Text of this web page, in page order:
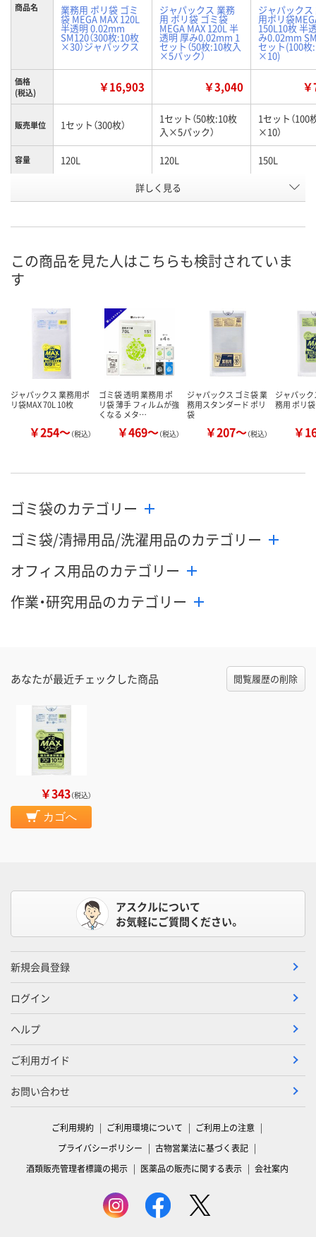
商品名 業務用 ポリ袋 ゴミ
袋 MEGA MAX 120L
半透明 0.02mm
SM120（300枚:10枚
×30）ジャパックス
ジャパックス 業務
用 ポリ袋 ゴミ袋
MEGA MAX 120L 半
透明 厚み0.02mm 1
セット（50枚:10枚入
×5パック）
ジャパックス
用ポリ袋
150L10枚 半
み0.02mm
セット(100枚
×10)
価格
(税込)
￥16,903 ￥3,040
販売単位 1セット（300枚）
1セット（50枚:10枚
入×5パック）
1セット（100
×10）
容量 120L 120L 150L
EH31038 AR96493
カゴへ カゴへ カ
詳しく見る
この商品を見た人はこちらも検討されていま
す
ジャパックス 業務用ポ
リ袋MAX 70L 10枚
￥254～（税込）
ゴミ袋 透明 業務用 ポ
リ袋 薄手 フィルムが強
くなる メタ…
￥469～（税込）
ジャパックス ゴミ袋 業
務用スタンダード ポリ
袋
￥207～（税込）
ジャパッ
務用 ポリ
￥
ゴミ袋のカテゴリー
ゴミ袋/清掃用品/洗濯用品のカテゴリー
オフィス用品のカテゴリー
作業・研究用品のカテゴリー
あなたが最近チェックした商品 閲覧履歴の削除
￥343（税込）
カゴへ
アスクルについて
お気軽にご質問ください。
新規会員登録
ログイン
ヘルプ
ご利用ガイド
お問い合わせ
ご利用規約 ご利用環境について
ご利用上の注意
プライバシーポリシー
古物営業法に基づく表記
酒類販売管理者標識の掲示
医薬品の販売に関する表示 会社案内